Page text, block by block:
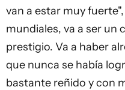
van a estar muy
mundiales, va a ser
prestigio. Va a haber
que nunca se había
bastante reñido y con